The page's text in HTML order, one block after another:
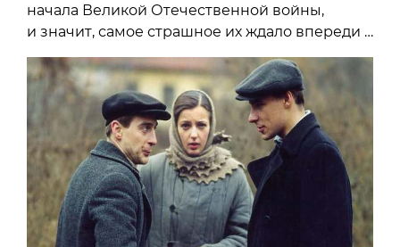
начала Великой Отечественной войны,
и значит, самое страшное их ждало впереди …